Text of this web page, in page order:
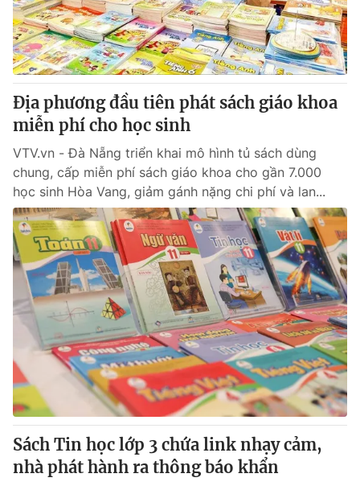
Sản phẩm
Thị trường
Tư vấn
Lịch phát sóng
Chuyên mục khác
Emagazine Podcast
Photo Infographic
Video Shorts video
VTV Money VTV Thể thao
VTV Sức khoẻ Bất động sản
Thị trường 24h Tấm lòng Việt
VTV4 Vươn mình bằng AI
VTV9 VTV8
Địa phương đầu tiên phát sách giáo khoa
miễn phí cho học sinh
VTV.vn - Đà Nẵng triển khai mô hình tủ sách dùng
chung, cấp miễn phí sách giáo khoa cho gần 7.000
học sinh Hòa Vang, giảm gánh nặng chi phí và lan...
Sách Tin học lớp 3 chứa link nhạy cảm,
nhà phát hành ra thông báo khẩn